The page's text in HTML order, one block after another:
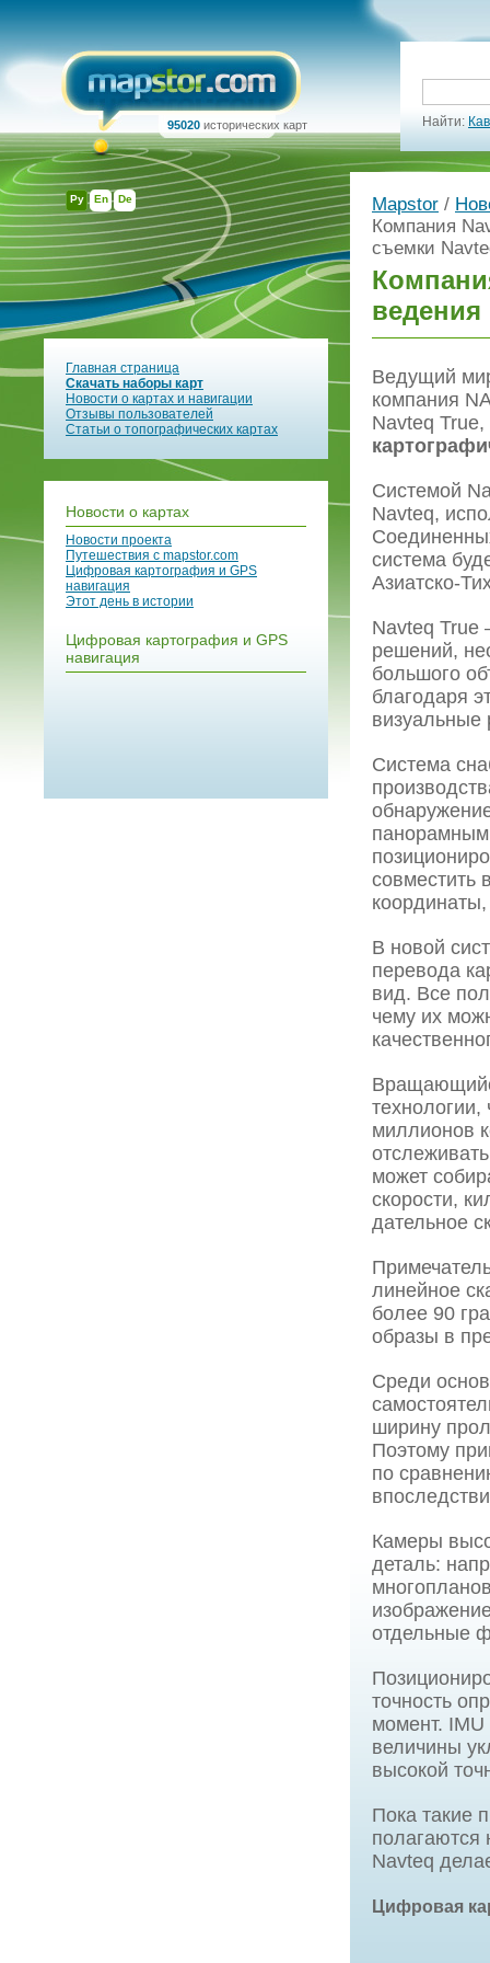
Ру En De
95020 исторических карт Найти:
Главная страница
Скачать наборы карт
Новости о картах и навигации
Отзывы пользователей
Статьи о топографических картах
Новости о картах
Новости проекта
Путешествия с mapstor.com
Цифровая картография и GPS
навигация
Этот день в истории
Цифровая картография и GPS
навигация
Mapstor /
Компания
съемки
ведения
Ведущий
компания
Navteq
Системой
Navteq,
система
Азиатско-
Navteq True
решений,
большого
благодаря
визуальные
Система
совместить
В новой
перевода
вид. Все
чему их
технологии,
миллионов
может
скорости,
дательное
линейное
более 90
образы в
Среди
ширину
Поэтому
по
Камеры
деталь:
отдельные
точность
момент.
величины
высокой
Пока такие
полагаются
Navteq
Цифровая